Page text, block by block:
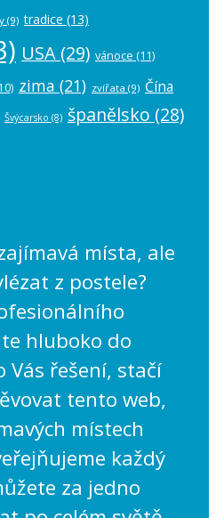
(9) tradice (13)
USA (29) vánoce (11)
zima (21) zvířata (9) Čína
Švýcarsko (8) španělsko (28)
místa, ale
z postele?
hluboko do
Vás řešení, stačí
tento web,
místech
každý
za jedno